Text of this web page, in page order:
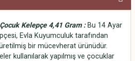
Kelepçe 4,41 Gram : Bu 14 Ayar
Evla Kuyumculuk tarafından
bir mücevherat ürünüdür.
kullanılarak yapılmış ve çocuklar